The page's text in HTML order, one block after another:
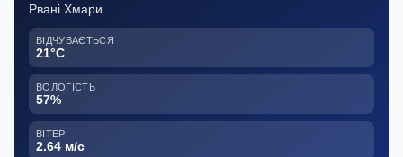
Рвані Хмари
ВІДЧУВАЄТЬСЯ
21°C
ВОЛОГІСТЬ
57%
ВІТЕР
2.64 м/с